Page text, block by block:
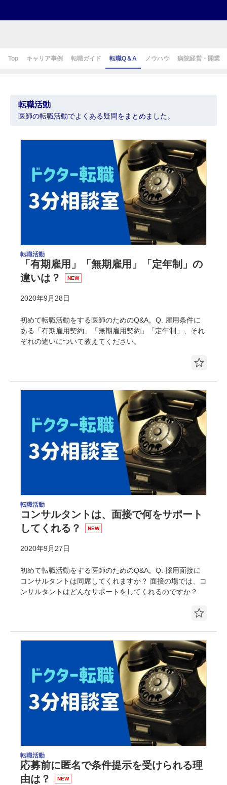
Top キャリア事例 転職ガイド 転職Q＆A ノウハウ 病院経営・開業
転職活動
医師の転職活動でよくある疑問をまとめました。
転職活動
「有期雇用」「無期雇用」「定年制」の
違いは？
NEW
2020年9月28日
初めて転職活動をする医師のためのQ&A。Q. 雇用条件に
ある「有期雇用契約」「無期雇用契約」「定年制」、それ
ぞれの違いについて教えてください。
転職活動
コンサルタントは、面接で何をサポート
してくれる？
NEW
2020年9月27日
初めて転職活動をする医師のためのQ&A。Q. 採用面接に
コンサルタントは同席してくれますか？ 面接の場では、コ
ンサルタントはどんなサポートをしてくれるのですか？
転職活動
応募前に匿名で条件提示を受けられる理
由は？
NEW